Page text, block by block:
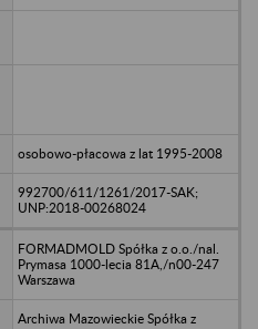
osobowo-płacowa z lat 1995-2008
992700/611/1261/2017-SAK;
UNP:2018-00268024
FORMADMOLD Spółka z o.o./nal.
Prymasa 1000-lecia 81A,/n00-247
Warszawa
Archiwa Mazowieckie Spółka z